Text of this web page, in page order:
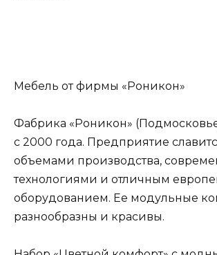
Мебель от фирмы «Роникон»
Фабрика «Роникон»
с 2000 года. Предприятие
объемами производства,
технологиями и отличным
оборудованием. Ее модульные
разнообразны и красивы.